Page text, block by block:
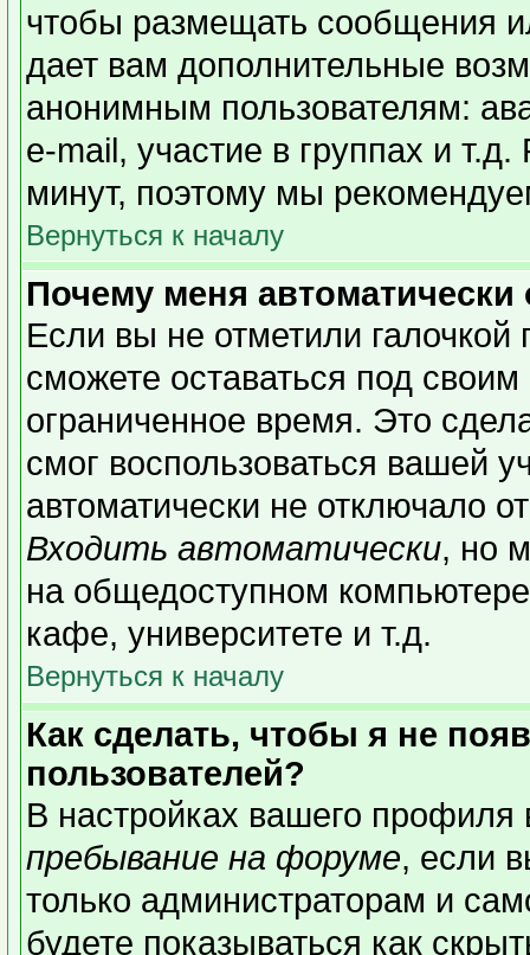
чтобы размещать сообщения
дает вам дополнительные
анонимным пользователям:
e-mail, участие в группах и
минут, поэтому мы
Вернуться к началу
Почему меня автоматически
Если вы не отметили галочкой
сможете оставаться под
ограниченное время. Это
смог воспользоваться вашей
автоматически не отключало
Входить автоматически, но
на общедоступном
кафе, университете и т.д.
Вернуться к началу
Как сделать, чтобы я не
пользователей?
В настройках вашего
пребывание на форуме, если
только администраторам и
будете показываться как